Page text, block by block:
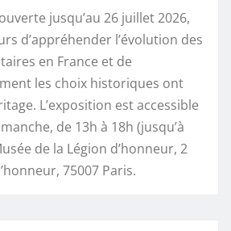
jusqu’au 26 juillet 2026,
d’appréhender l’évolution des
en France et de
les choix historiques ont
L’exposition est accessible
de 13h à 18h (jusqu’à
de la Légion d’honneur, 2
75007 Paris.